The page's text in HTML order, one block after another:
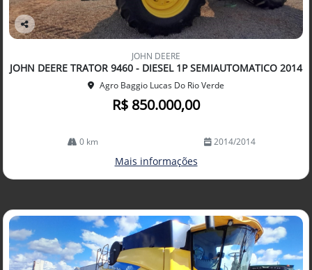
Co
arti
lhe
JOHN DEERE
JOHN DEERE TRATOR 9460 - DIESEL 1P SEMIAUTOMATICO 2014
Agro Baggio Lucas Do Rio Verde
R$ 850.000,00
0 km 2014/2014
Mais informações